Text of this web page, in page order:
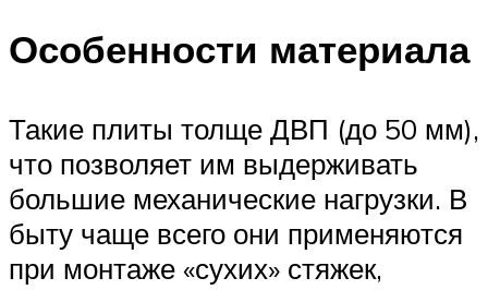
Особенности материала
Такие плиты толще ДВП (до 50 мм),
что позволяет им выдерживать
большие механические нагрузки. В
быту чаще всего они применяются
при монтаже «сухих» стяжек,